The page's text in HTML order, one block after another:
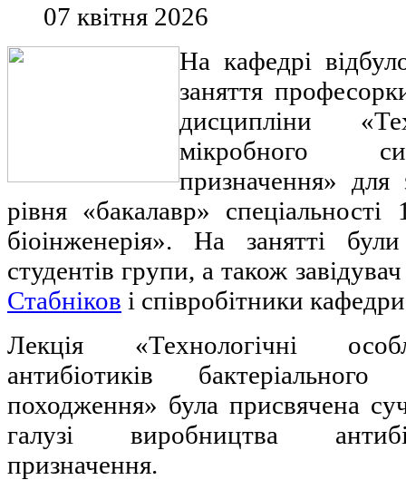
07 квітня 2026
На кафедрі
заняття
дисципліни
мікробного
призначення» для
рівня «бакалавр» спеціальності
біоінженерія». На занятті
студентів групи, а також
Стабніков і співробітники
Лекція «Технологічні
антибіотиків
походження» була присвячена
галузі виробництва
призначення.